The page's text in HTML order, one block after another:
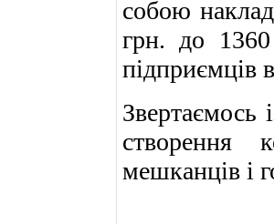
собою
грн. до
підприємців
Звертаємось
створення
мешканців і